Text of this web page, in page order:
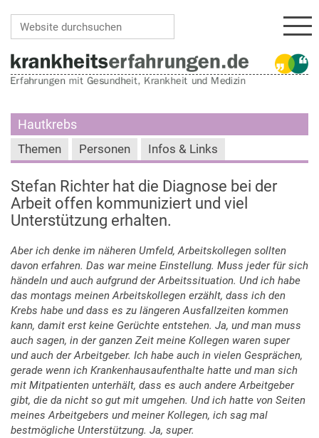
Hautkrebs
Themen Personen Infos & Links
Stefan Richter hat die Diagnose bei der
Arbeit offen kommuniziert und viel
Unterstützung erhalten.
Aber ich denke im näheren Umfeld, Arbeitskollegen sollten
davon erfahren. Das war meine Einstellung. Muss jeder für sich
händeln und auch aufgrund der Arbeitssituation. Und ich habe
das montags meinen Arbeitskollegen erzählt, dass ich den
Krebs habe und dass es zu längeren Ausfallzeiten kommen
kann, damit erst keine Gerüchte entstehen. Ja, und man muss
auch sagen, in der ganzen Zeit meine Kollegen waren super
und auch der Arbeitgeber. Ich habe auch in vielen Gesprächen,
gerade wenn ich Krankenhausaufenthalte hatte und man sich
mit Mitpatienten unterhält, dass es auch andere Arbeitgeber
gibt, die da nicht so gut mit umgehen. Und ich hatte von Seiten
meines Arbeitgebers und meiner Kollegen, ich sag mal
bestmögliche Unterstützung. Ja, super.